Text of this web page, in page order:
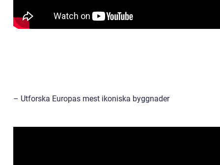
– Utforska Europas mest ikoniska byggnader